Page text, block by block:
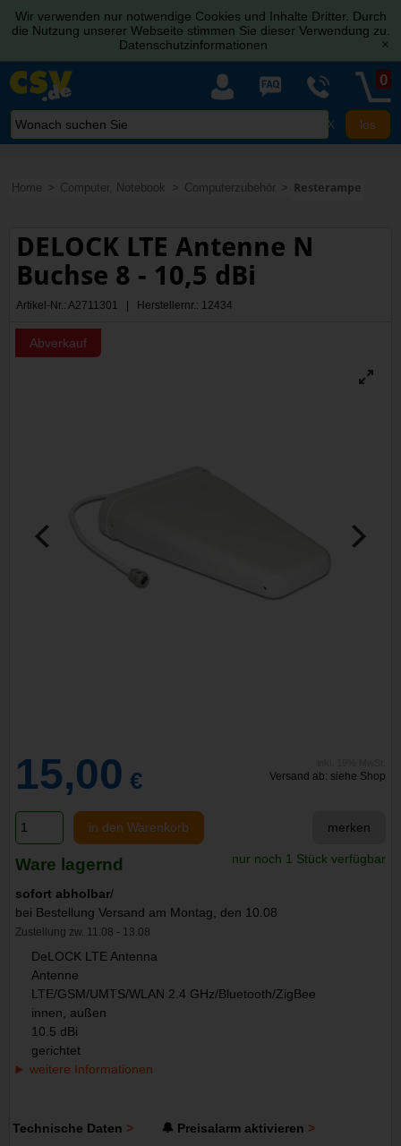
Wir verwenden nur notwendige Cookies und Inhalte Dritter. Durch
die Nutzung unserer Webseite stimmen Sie dieser Verwendung zu.
Datenschutzinformationen
[x]
X
0
Home Computer, Notebook Computerzubehör Resterampe
DELOCK LTE Antenne N
Buchse 8 - 10,5 dBi
Artikel-Nr.: A2711301 | Herstellernr.: 12434
Abverkauf
15,00 € Versand ab: siehe Shop
in den Warenkorb merken
Ware lagernd nur noch 1 Stück verfügbar
sofort abholbar/
bei Bestellung Versand am Montag, den 10.08
Zustellung zw. 11.08 - 13.08
DeLOCK LTE Antenna
Antenne
LTE/GSM/UMTS/WLAN 2.4 GHz/Bluetooth/ZigBee
innen, außen
10.5 dBi
gerichtet
weitere Informationen
Technische Daten 🔔 Preisalarm aktivieren